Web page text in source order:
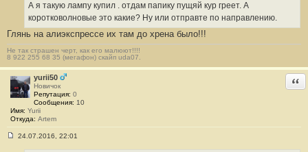
и
#
1
6
А я такую лампу купил . отдам папику пущяй кур греет. А
коротковолновые это какие? Ну или отправте по направлению.
Глянь на алиэкспрессе их там до хрена было!!!
Не так страшен черт, как его малюют!!!!
8 922 255 68 35 (мегафон) скайп uda07.
yurii50
Новичок
Репутация: 0
Сообщения: 10
Имя: Yurii
Откуда: Artem
24.07.2016, 22:01